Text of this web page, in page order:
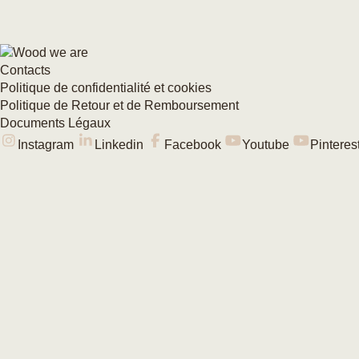
Contacts
Politique de confidentialité et cookies
Politique de Retour et de Remboursement
Documents Légaux
Instagram
Linkedin Facebook Youtube